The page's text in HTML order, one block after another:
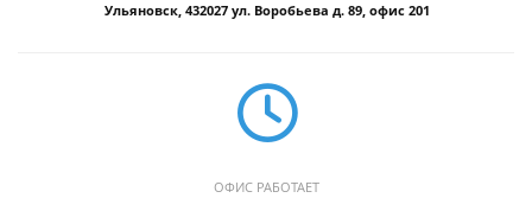
Ульяновск, 432027 ул. Воробьева д. 89, офис 201
ОФИС РАБОТАЕТ